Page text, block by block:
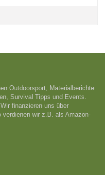
Outdoorsport, Materialberichte
Survival Tipps und Events.
finanzieren uns über
verdienen wir z.B. als Amazon-